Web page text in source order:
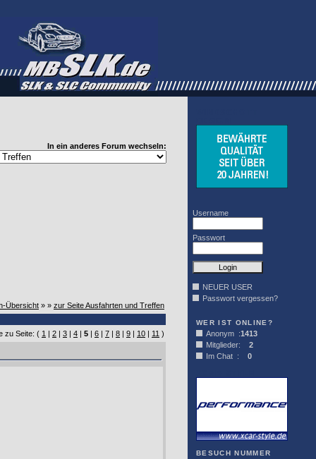
In ein anderes Forum wechseln:
Übersicht » » zur Seite Ausfahrten und Treffen
zu Seite: ( 1 | 2 | 3 | 4 | 5 | 6 | 7 | 8 | 9 | 10 | 11 )
Username
Passwort
NEUER USER
Passwort vergessen?
WER IST ONLINE?
Anonym :1413
Mitglieder: 2
Im Chat : 0
BESUCH NUMMER